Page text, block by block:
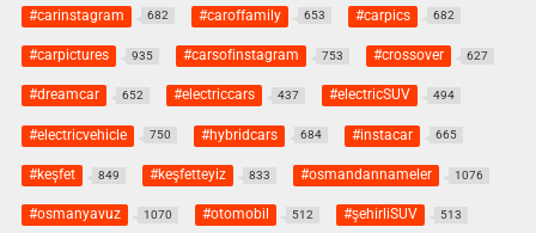
#carinstagram 682 #caroffamily 653 #carpics 682
#carpictures 935 #carsofinstagram 753 #crossover 627
#dreamcar 652 #electriccars 437 #electricSUV 494
#electricvehicle 750 #hybridcars 684 #instacar 665
#keşfet 849 #keşfetteyiz 833 #osmandannameler 1076
#osmanyavuz 1070 #otomobil 512 #şehirliSUV 513